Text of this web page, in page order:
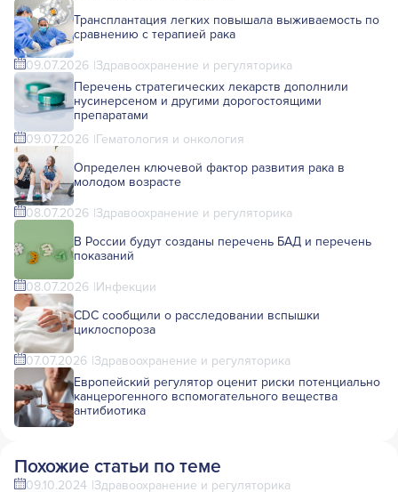
Трансплантация легких повышала выживаемость по
сравнению с терапией рака
09.07.2026 Здравоохранение и регуляторика
Перечень стратегических лекарств дополнили
нусинерсеном и другими дорогостоящими
препаратами
09.07.2026 Гематология и онкология
Определен ключевой фактор развития рака в
молодом возрасте
08.07.2026 Здравоохранение и регуляторика
В России будут созданы перечень БАД и перечень
показаний
08.07.2026 Инфекции
CDC сообщили о расследовании вспышки
циклоспороза
07.07.2026 Здравоохранение и регуляторика
Европейский регулятор оценит риски потенциально
канцерогенного вспомогательного вещества
антибиотика
Похожие статьи по теме
09.10.2024 Здравоохранение и регуляторика